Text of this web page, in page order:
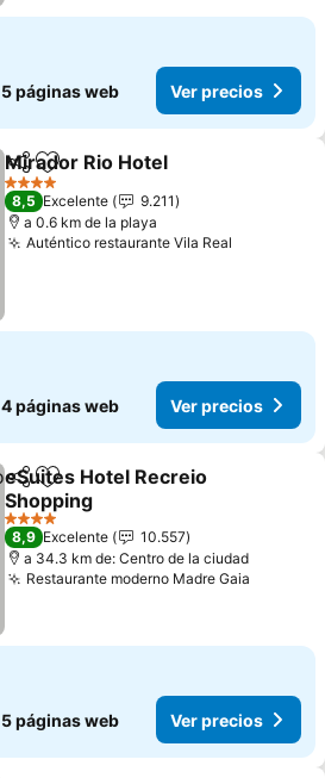
5 páginas web Ver precios
CompartirAñadir a favoritos
Mirador Rio Hotel
4 Estrellas
8,5 Excelente
9.211
a 0.6 km de la playa
Auténtico restaurante Vila Real
4 páginas web Ver precios
CompartirAñadir a favoritos
eSuites Hotel Recreio
Shopping
Ver precios
4 Estrellas
8,9 Excelente
10.557
a 34.3 km de: Centro de la ciudad
Restaurante moderno Madre Gaia
5 páginas web Ver precios